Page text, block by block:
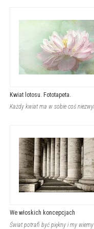
Kwiat lotosu. Fototapeta.
We włoskich koncepcjach